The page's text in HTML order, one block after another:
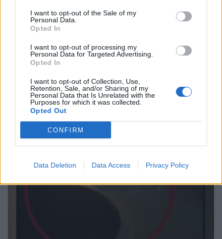
I want to opt-out of the Sale of my
Personal Data.
Opted In
I want to opt-out of processing my
Personal Data for Targeted Advertising.
Opted In
I want to opt-out of Collection, Use,
Retention, Sale, and/or Sharing of my
Personal Data that Is Unrelated with the
Purposes for which it was collected.
Opted Out
CONFIRM
Data Deletion Data Access Privacy Policy
Βαρύ πένθος για τη συνεργάτιδα της
Καινούργιου, Μαρία Βλάχου – Το
μήνυμα της παρουσιάστριας
Λένα Παπαληγούρα για Άκη Πάντο:
«Ο γάμος μας είναι πολύ καλύτερος
απ’ ό,τι είχα φανταστεί»
Παπούλια σε αυτή τη φωτογραφία; Η
αποδέκτες
DPG NETWORK